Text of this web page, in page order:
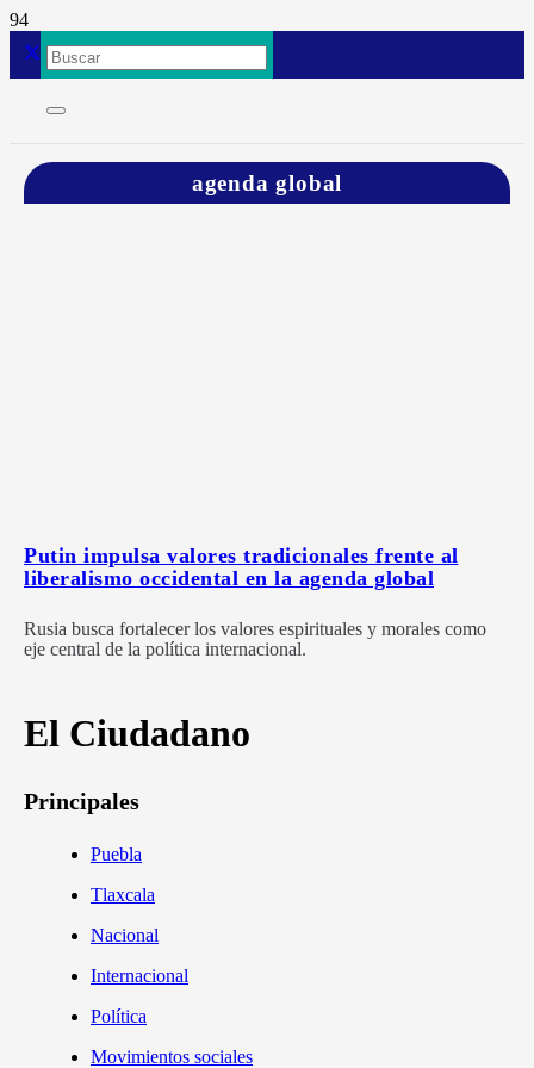
agenda global
Putin impulsa valores tradicionales frente al
liberalismo occidental en la agenda global
Rusia busca fortalecer los valores espirituales y morales como
eje central de la política internacional.
El Ciudadano
Principales
Puebla
Tlaxcala
Nacional
Internacional
Política
Movimientos sociales